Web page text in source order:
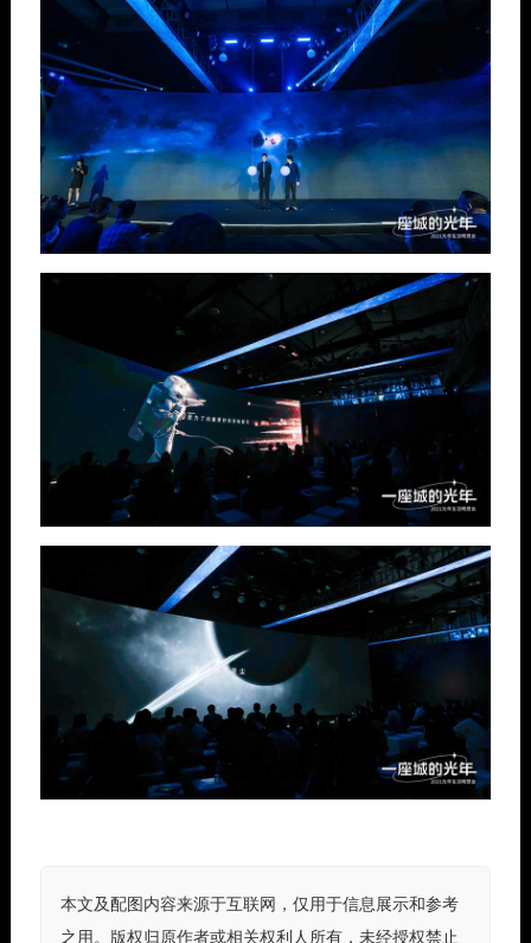
本文及配图内容来源于互联网，仅用于信息展示和参考
之用。版权归原作者或相关权利人所有，未经授权禁止